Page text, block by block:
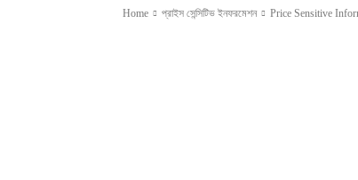
Home প্রাইস সেন্সিটিভ ইনফরমেশন Price Sensitive